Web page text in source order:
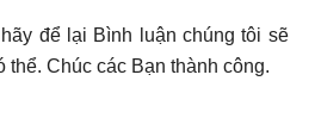
để lại Bình luận chúng tôi sẽ
thể. Chúc các Bạn thành công.